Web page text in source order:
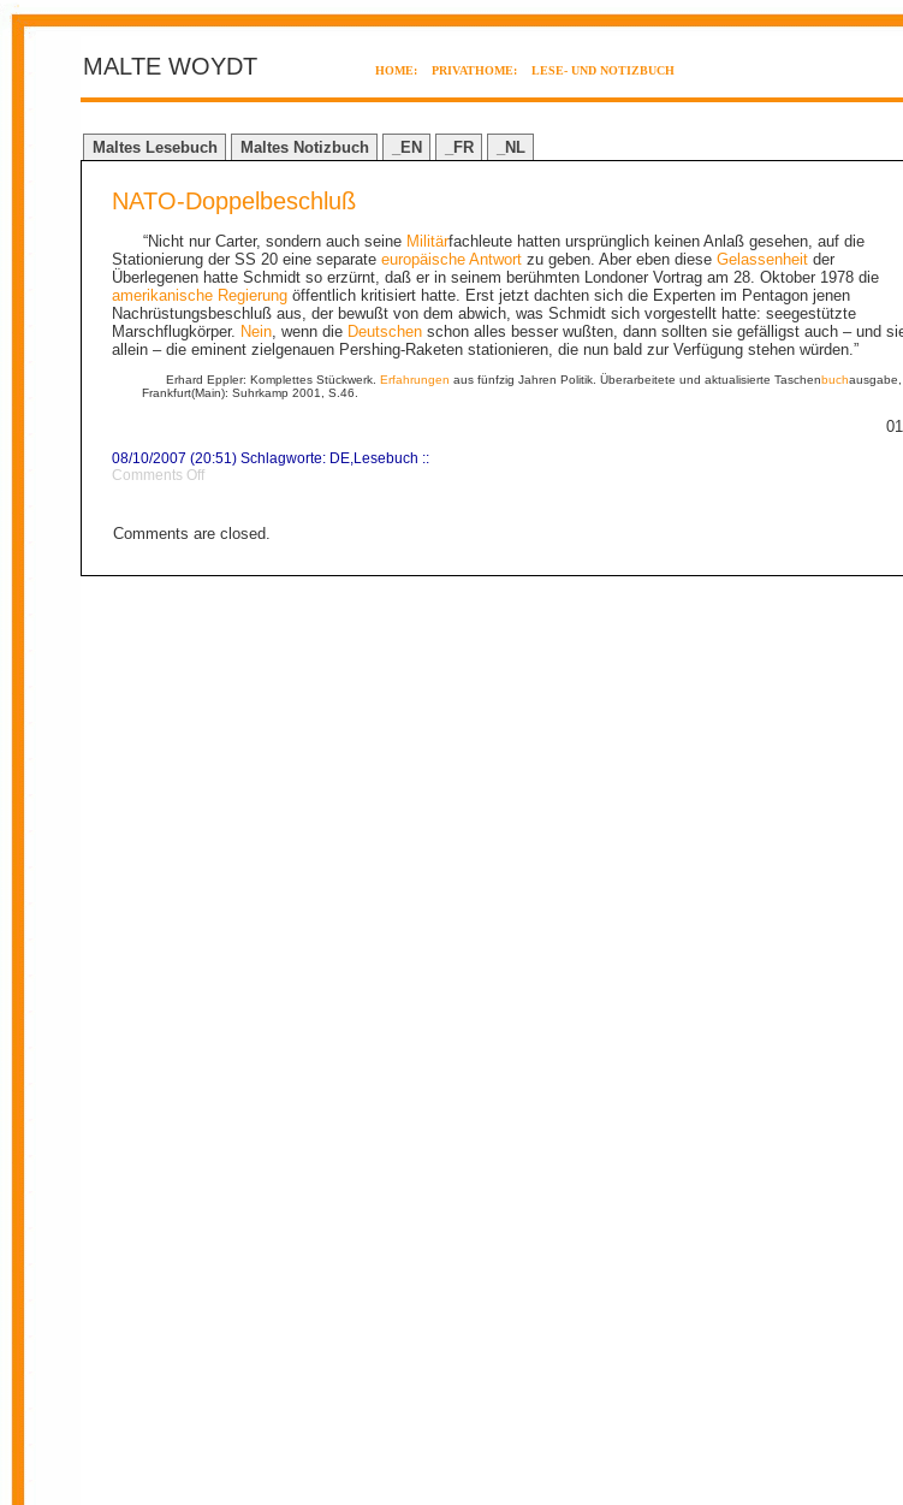
MALTE WOYDT HOME: PRIVATHOME: LESE- UND NOTIZBUCH
Maltes Lesebuch Maltes Notizbuch _EN _FR _NL
NATO-Doppelbeschluß
“Nicht nur Carter, sondern auch seine Militärfachleute hatten ursprünglich keinen Anlaß gesehen, auf die
Stationierung der SS 20 eine separateeuropäische Antwort zu geben. Aber eben dieseGelassenheit der
Überlegenen hatte Schmidt so erzürnt, daß er in seinem berühmten Londoner Vortrag am 28. Oktober 1978 die
amerikanische Regierung öffentlich kritisiert hatte. Erst jetzt dachten sich die Experten im Pentagon jenen
Nachrüstungsbeschluß aus, der bewußt von dem abwich, was Schmidt sich vorgestellt hatte: seegestützte
Marschflugkörper. Nein, wenn die Deutschen schon alles besser wußten, dann sollten sie gefälligst auch – und
allein – die eminent zielgenauen Pershing-Raketen stationieren, die nun bald zur Verfügung stehen würden.”
Erhard Eppler: Komplettes Stückwerk. Erfahrungen aus fünfzig Jahren Politik. Überarbeitete und aktualisierte Taschenbuchausgabe,
Frankfurt(Main): Suhrkamp 2001, S.46.
08/10/2007 (20:51) Schlagworte: DE,Lesebuch ::
Comments Offon
Comments are closed.